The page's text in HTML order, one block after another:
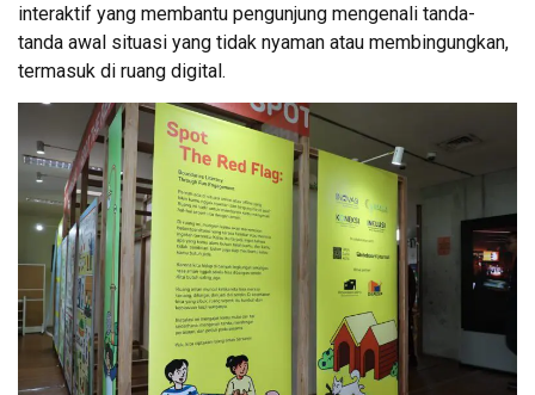
interaktif yang membantu pengunjung mengenali tanda-
tanda awal situasi yang tidak nyaman atau membingungkan,
termasuk di ruang digital.